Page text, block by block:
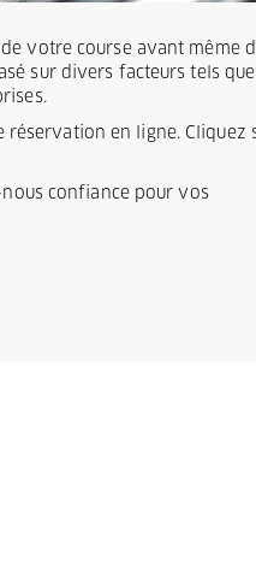
votre course avant même
sur divers facteurs tels que
en ligne. Cliquez
confiance pour vos